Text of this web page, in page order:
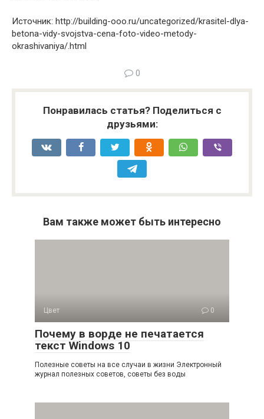
Источник: http://building-ooo.ru/uncategorized/krasitel-dlya-
betona-vidy-svojstva-cena-foto-video-metody-
okrashivaniya/.html
0
Понравилась статья? Поделиться с
друзьями:
Вам также может быть интересно
Цвет 0
Почему в ворде не печатается
текст Windows 10
Полезные советы на все случаи в жизни Электронный
журнал полезных советов, советы без воды